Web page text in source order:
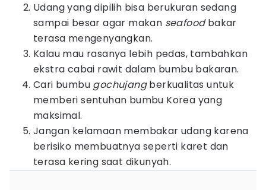
Udang yang dipilih bisa berukuran sedang
sampai besar agar makan seafoodbakar
terasa mengenyangkan.
Kalau mau rasanya lebih pedas, tambahkan
ekstra cabai rawit dalam bumbu bakaran.
Cari bumbu gochujangberkualitas untuk
memberi sentuhan bumbu Korea yang
maksimal.
Jangan kelamaan membakar udang karena
berisiko membuatnya seperti karet dan
terasa kering saat dikunyah.